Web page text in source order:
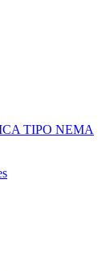
TIPO NEMA